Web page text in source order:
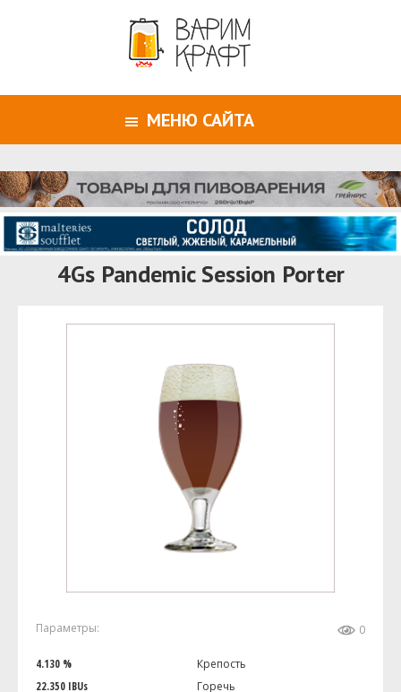
МЕНЮ САЙТА
4Gs Pandemic Session Porter
Параметры: 0
4.130 %
Крепость
22.350 IBUs
Горечь